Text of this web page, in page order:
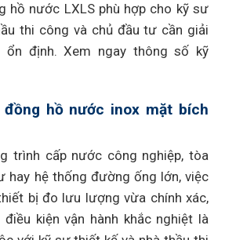
hồ nước LXLS phù hợp cho kỹ sư
thi công và chủ đầu tư cần giải
ổn định. Xem ngay thông số kỹ
đồng hồ nước inox mặt bích
trình cấp nước công nghiệp, tòa
hay hệ thống đường ống lớn, việc
bị đo lưu lượng vừa chính xác,
kiện vận hành khắc nghiệt là